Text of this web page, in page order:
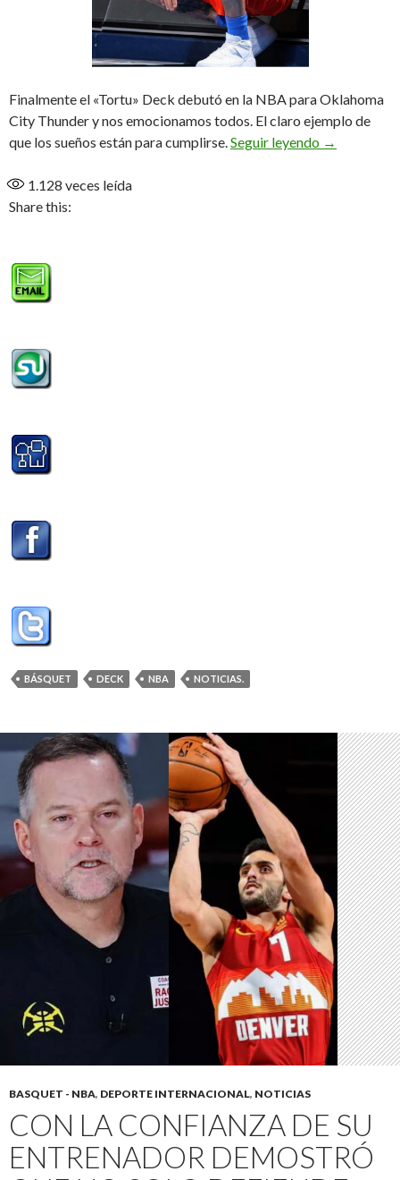
Finalmente el «Tortu» Deck debutó en la NBA para Oklahoma
City Thunder y nos emocionamos todos. El claro ejemplo de
que los sueños están para cumplirse.Seguir leyendo Anoche
→
1.128 veces leída
Share this:
BÁSQUET DECK NBA NOTICIAS.
BASQUET - NBA, DEPORTE INTERNACIONAL, NOTICIAS
CON LA CONFIANZA DE SU
ENTRENADOR DEMOSTRÓ